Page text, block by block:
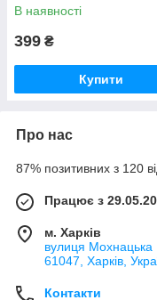
В наявності
399 ₴
Купити
Про нас
87% позитивних з 120
Працює з
м. Харків
вулиця Мохнацька
61047, Харків,
Контакти